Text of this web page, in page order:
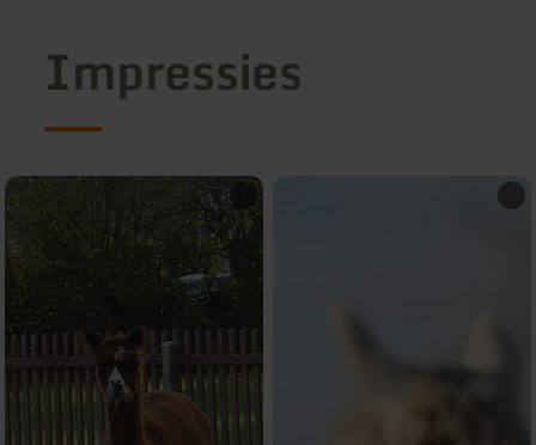
Impressies